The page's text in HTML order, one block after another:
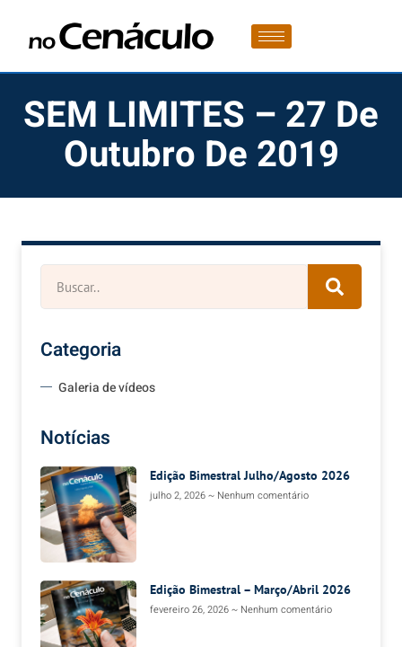
SEM LIMITES – 27 De
Outubro De 2019
Categoria
Galeria de vídeos
Notícias
Edição Bimestral Julho/Agosto 2026
julho 2, 2026 Nenhum comentário
Edição Bimestral – Março/Abril 2026
fevereiro 26, 2026 Nenhum comentário